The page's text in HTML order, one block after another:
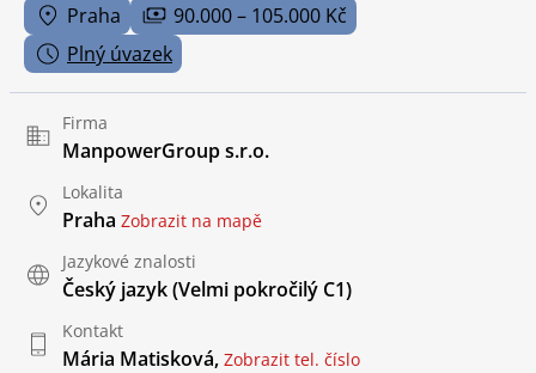
Praha
90.000 – 105.000 Kč
Plný úvazek
Firma
ManpowerGroup s.r.o.
Lokalita
Praha Zobrazit na mapě
Jazykové znalosti
Český jazyk(Velmi pokročilý C1)
Kontakt
Mária Matisková, Zobrazit tel. číslo